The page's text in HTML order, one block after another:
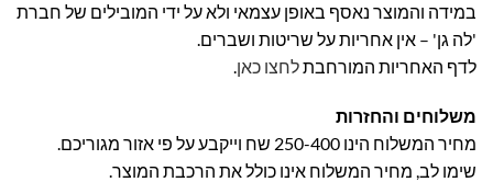
במידה והמוצר נאסף באופן עצמאי ולא על ידי המובילים של חברת
'לה גן' – אין אחריות על שריטות ושברים.
לדף האחריות המורחבתלחצו כאן.
משלוחים והחזרות
מחיר המשלוח הינו 250-400 שח וייקבע על פי אזור מגוריכם.
שימו לב, מחיר המשלוח אינו כולל את הרכבת המוצר.